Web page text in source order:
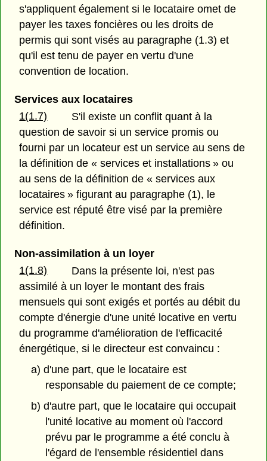
s'appliquent également si le locataire omet de
payer les taxes foncières ou les droits de
permis qui sont visés au paragraphe (1.3) et
qu'il est tenu de payer en vertu d'une
convention de location.
Services aux locataires
1(1.7)
S'il existe un conflit quant à la
question de savoir si un service promis ou
fourni par un locateur est un service au sens de
la définition de « services et installations » ou
au sens de la définition de « services aux
locataires » figurant au paragraphe (1), le
service est réputé être visé par la première
définition.
Non-assimilation à un loyer
1(1.8)
Dans la présente loi, n'est pas
assimilé à un loyer le montant des frais
mensuels qui sont exigés et portés au débit du
compte d'énergie d'une unité locative en vertu
du programme d'amélioration de l'efficacité
énergétique, si le directeur est convaincu :
a) d'une part, que le locataire est
responsable du paiement de ce compte;
b) d'autre part, que le locataire qui occupait
l'unité locative au moment où l'accord
prévu par le programme a été conclu à
l'égard de l'ensemble résidentiel dans